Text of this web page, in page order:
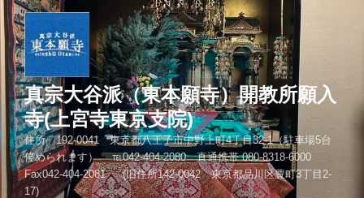
コ
ン
テ
ン
へ
ス
キ
ッ
プ
真宗大谷派（東本願寺）開教所願入
寺(上宮寺東京支院)
住所 192-0041 東京都八王子市中野上町4丁目32-1（駐車場5台
停められます） ℡042-404-2080 直通携帯 080-8318-6000
Fax042-404-2081 (旧住所142-0042 東京都品川区豊町3丁目2-
17)